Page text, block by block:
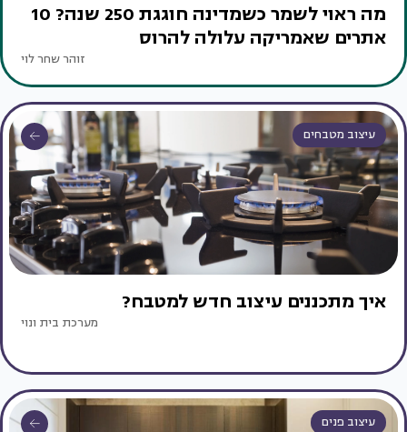
מה ראוי לשמר כשמדינה חוגגת 250 שנה? 10
אתרים שאמריקה עלולה להרוס
זוהר שחר לוי
עיצוב מטבחים
איך מתכננים עיצוב חדש למטבח?
מערכת בית ונוי
עיצוב פנים